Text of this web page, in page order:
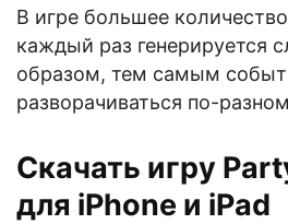
В игре большее
каждый раз генерируется
образом, тем самым
разворачиваться по-
Скачать игру
для iPhone и iPad